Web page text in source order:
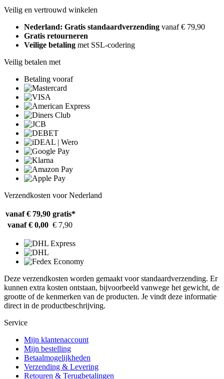
Veilig en vertrouwd winkelen
Nederland: Gratis standaardverzending vanaf € 79,90
Gratis retourneren
Veilige betaling met SSL-codering
Veilig betalen met
Betaling vooraf
Verzendkosten voor Nederland
vanaf € 79,90 gratis*
vanaf € 0,00 € 7,90
Deze verzendkosten worden gemaakt voor standaardverzending. Er
kunnen extra kosten ontstaan, bijvoorbeeld vanwege het gewicht, de
grootte of de kenmerken van de producten. Je vindt deze informatie
direct in de productbeschrijving.
Service
Mijn klantenaccount
Mijn bestelling
Betaalmogelijkheden
Verzending & Levering
Retouren & Terugbetalingen